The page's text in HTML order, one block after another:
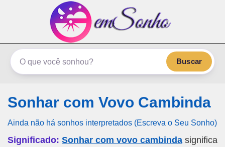
emSonho.com
Os sonhos significam mais
Buscar
Sonhar com Vovo Cambinda
Ainda não há sonhos interpretados (Escreva o Seu Sonho)
Significado: Sonhar com vovo cambinda significa